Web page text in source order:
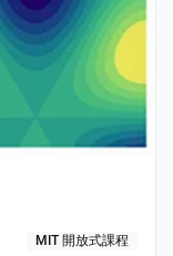
MIT 開放式課程